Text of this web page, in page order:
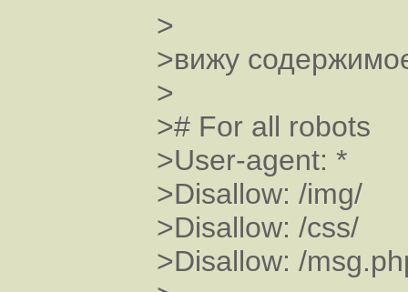
>
>вижу
>
># For all robots
>User-agent: *
>Disallow: /img/
>Disallow: /css/
>Disallow: /